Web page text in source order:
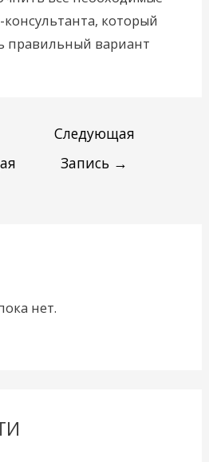
который
правильный вариант
Следующая
Запись →
нет.